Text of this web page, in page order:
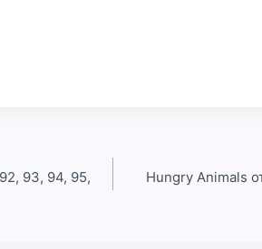
93, 94, 95,
Hungry Animals